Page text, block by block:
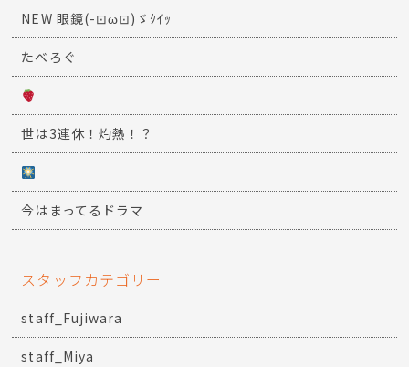
NEW 眼鏡(-⊡ω⊡)ゞｸｲｯ
たべろぐ
世は3連休！灼熱！？
今はまってるドラマ
スタッフカテゴリー
staff_Fujiwara
staff_Miya